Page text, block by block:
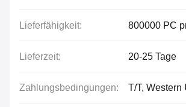
Lieferfähigkeit: 800000 PC
Lieferzeit: 20-25 Tage
Zahlungsbedingungen: T/T, Western